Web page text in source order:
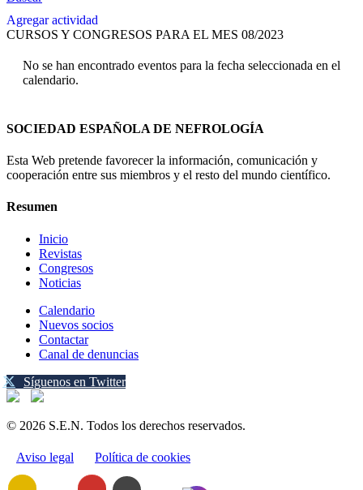
Agregar actividad
CURSOS Y CONGRESOS PARA EL MES 08/2023
No se han encontrado eventos para la fecha seleccionada en el
calendario.
SOCIEDAD ESPAÑOLA DE NEFROLOGÍA
Esta Web pretende favorecer la información, comunicación y
cooperación entre sus miembros y el resto del mundo científico.
Resumen
Inicio
Revistas
Congresos
Noticias
Calendario
Nuevos socios
Contactar
Canal de denuncias
Síguenos en Twitter
© 2026 S.E.N. Todos los derechos reservados.
Aviso legal Política de cookies